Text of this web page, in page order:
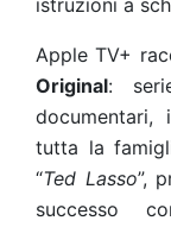
istruzioni a
Apple TV+
Original:
documentari,
tutta la
“Ted Lasso”,
successo